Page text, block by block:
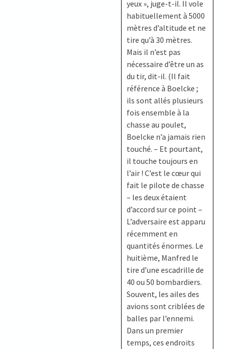
yeux », juge-t-il. Il vole
habituellement à 5000
mètres d’altitude et ne
tire qu’à 30 mètres.
Mais il n’est pas
nécessaire d’être un as
du tir, dit-il. (Il fait
référence à Boelcke ;
ils sont allés plusieurs
fois ensemble à la
chasse au poulet,
Boelcke n’a jamais rien
touché. – Et pourtant,
il touche toujours en
l’air ! C’est le cœur qui
fait le pilote de chasse
– les deux étaient
d’accord sur ce point –
L’adversaire est apparu
récemment en
quantités énormes. Le
huitième, Manfred le
tire d’une escadrille de
40 ou 50 bombardiers.
Souvent, les ailes des
avions sont criblées de
balles par l’ennemi.
Dans un premier
temps, ces endroits